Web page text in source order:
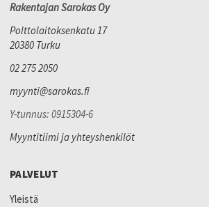
Rakentajan Sarokas Oy
Polttolaitoksenkatu 17
20380 Turku
02 275 2050
myynti@sarokas.fi
Y-tunnus: 0915304-6
Myyntitiimi ja yhteyshenkilöt
PALVELUT
Yleistä